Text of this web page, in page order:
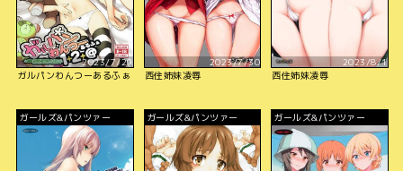
2023/7/29
ガルパンわんつーあるふぁ
2023/7/30
西住姉妹凌辱
2023/8/1
西住姉妹凌辱
ガールズ&パンツァー ガールズ&パンツァー ガールズ&パンツァー